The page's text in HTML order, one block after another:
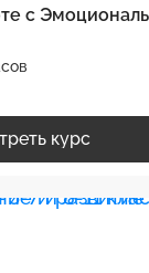
с
курс